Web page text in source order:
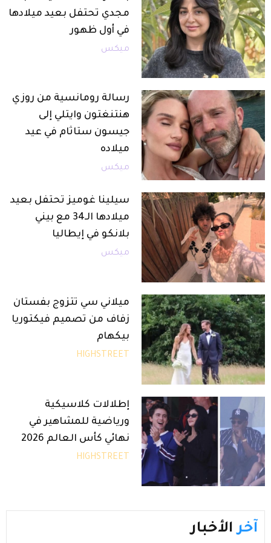
مجدي تحتفل بعيد ميلادها
في أول ظهور
ميكس
رسالة رومانسية من روزي
هنتنغتون وايتلي إلى
جيسون ستاثام في عيد
ميلاده
ميكس
سيلينا غوميز تحتفل بعيد
ميلادها الـ34 مع بيني
بلانكو في إيطاليا
ميكس
ميلاني سي تتزوج بفستان
زفاف من تصميم فيكتوريا
بيكهام
HIGHSTREET
إطلالات كلاسيكية
ورياضية للمشاهير في
نهائي كأس العالم 2026
HIGHSTREET
آخر الأخبار